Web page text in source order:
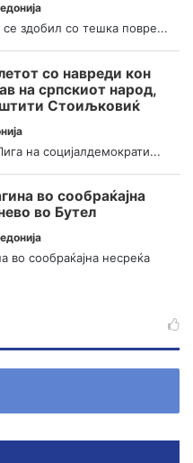
здобил со тешка повре...
со навреди кон
на српскиот народ,
Стоиљковиќ
на социјалдемократи...
во сообраќајна
во Бутел
во сообраќајна несреќа